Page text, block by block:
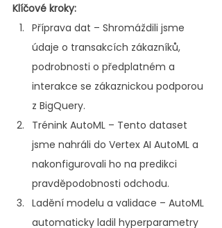
Klíčové kroky:
Příprava dat – Shromáždili jsme
údaje o transakcích zákazníků,
podrobnosti o předplatném a
interakce se zákaznickou podporou
z BigQuery.
Trénink AutoML – Tento dataset
jsme nahráli do Vertex AI AutoML a
nakonfigurovali ho na predikci
pravděpodobnosti odchodu.
Ladění modelu a validace – AutoML
automaticky ladil hyperparametry